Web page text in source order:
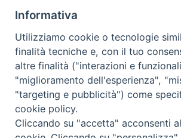
Giorni ed Orari Apertura Uffici:
Lunedì e Mercoledì ore 09:00 –
Uffici Matrimoni:
Lunedì e Mercoledì ore 09:30 –
seguici su
Informativa
Utilizziamo cookie o tecnologie
finalità tecniche e, con il tuo
altre finalità ("interazioni e
"miglioramento dell'esperienza",
"targeting e pubblicità") come
cookie policy.
Cliccando su "accetta" acconsenti